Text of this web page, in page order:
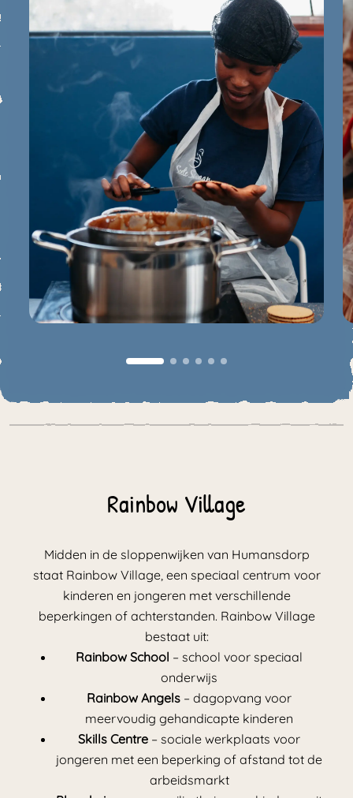
Rainbow Village
Midden in de sloppenwijken van Humansdorp
staat Rainbow Village, een speciaal centrum voor
kinderen en jongeren met verschillende
beperkingen of achterstanden. Rainbow Village
bestaat uit:
Rainbow School – school voor speciaal
onderwijs
Rainbow Angels – dagopvang voor
meervoudig gehandicapte kinderen
Skills Centre – sociale werkplaats voor
jongeren met een beperking of afstand tot de
arbeidsmarkt